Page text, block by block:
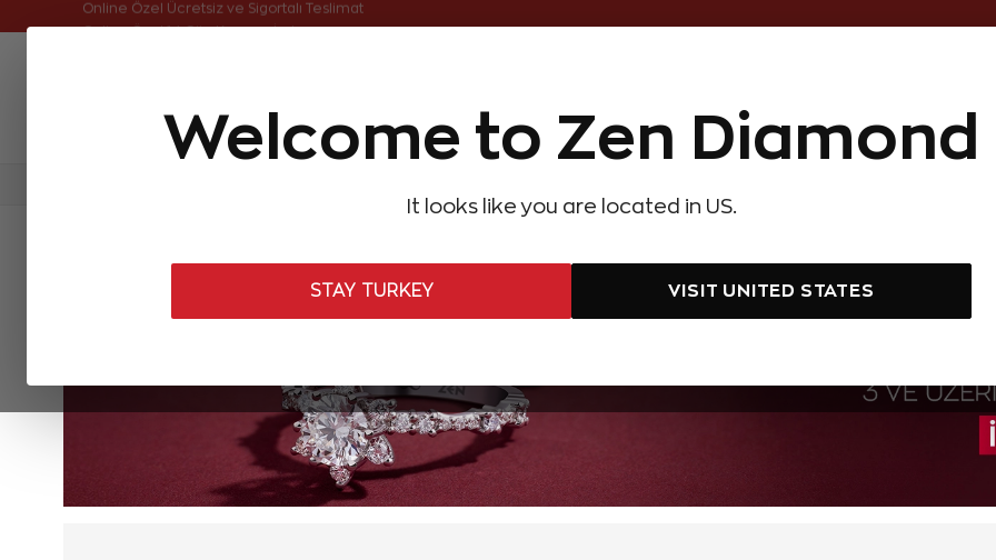
Welcome to Zen Diamond
It looks like you are located in US.
STAY TURKEY VISIT UNITED STATES
Online Özel Ücretsiz ve Sigortalı Teslimat
Aynı Gün Kargo Çok Satanlar Hediye Önerileri Evlilik Teklifi Setler Özel